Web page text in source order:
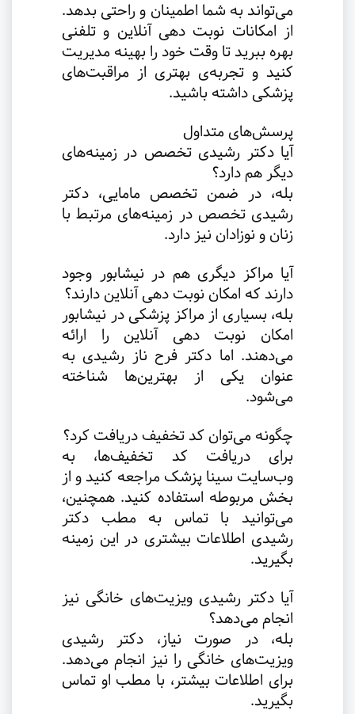
می‌تواند به شما اطمینان و راحتی بدهد.
از امکانات نوبت دهی آنلاین و تلفنی
بهره ببرید تا وقت خود را بهینه مدیریت
کنید و تجربه‌ی بهتری از مراقبت‌های
پزشکی داشته باشید.
پرسش‌های متداول
آیا دکتر رشیدی تخصص در زمینه‌های
دیگر هم دارد؟
بله، در ضمن تخصص مامایی، دکتر
رشیدی تخصص در زمینه‌های مرتبط با
زنان و نوزادان نیز دارد.
آیا مراکز دیگری هم در نیشابور وجود
دارند که امکان نوبت دهی آنلاین دارند؟
بله، بسیاری از مراکز پزشکی در نیشابور
امکان نوبت دهی آنلاین را ارائه
می‌دهند. اما دکتر فرح ناز رشیدی به
عنوان یکی از بهترین‌ها شناخته
می‌شود.
چگونه می‌توان کد تخفیف دریافت کرد؟
برای دریافت کد تخفیف‌ها، به
وب‌سایت سینا پزشک مراجعه کنید و از
بخش مربوطه استفاده کنید. همچنین،
می‌توانید با تماس به مطب دکتر
رشیدی اطلاعات بیشتری در این زمینه
بگیرید.
آیا دکتر رشیدی ویزیت‌های خانگی نیز
انجام می‌دهد؟
بله، در صورت نیاز، دکتر رشیدی
ویزیت‌های خانگی را نیز انجام می‌دهد.
برای اطلاعات بیشتر، با مطب او تماس
بگیرید.